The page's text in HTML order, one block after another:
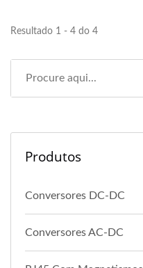
Resultado 1 - 4 do 4
Produtos
Conversores DC-DC
Conversores AC-DC